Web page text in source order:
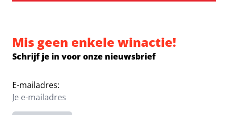
Mis geen enkele winactie!
Schrijf je in voor onze nieuwsbrief
E-mailadres: